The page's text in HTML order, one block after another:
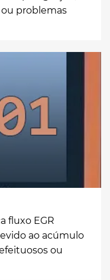
problemas
fluxo EGR
ao acúmulo
ou